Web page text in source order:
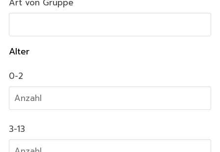
Alter
0-2
3-13